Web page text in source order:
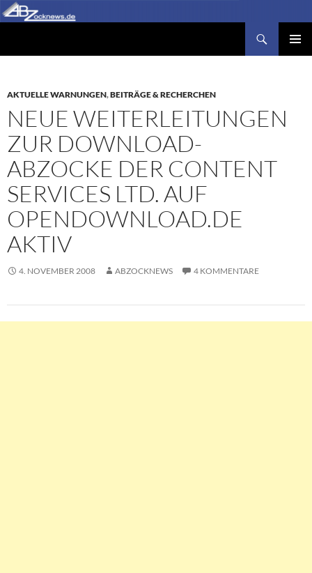
Zum
Inhalt
AKTUELLE WARNUNGEN,BEITRÄGE & RECHERCHEN
NEUE WEITERLEITUNGEN
ZUR DOWNLOAD-
ABZOCKE DER CONTENT
SERVICES LTD. AUF
OPENDOWNLOAD.DE
AKTIV
4. NOVEMBER 2008 ABZOCKNEWS 4 KOMMENTARE